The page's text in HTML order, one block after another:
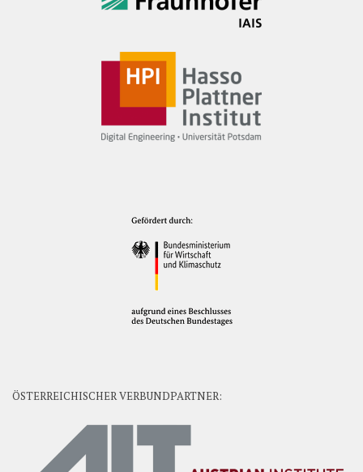
ÖSTERREICHISCHER VERBUNDPARTNER: